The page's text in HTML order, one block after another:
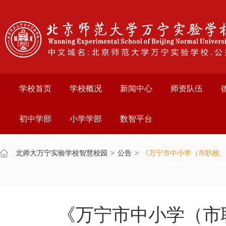
学校首页 学校概况 新闻中心 师资队伍
初中学部 小学学部 数智平台
北师大万宁实验学校智慧校园 > 公告 > 《万宁市中小学（市职校
《万宁市中小学（